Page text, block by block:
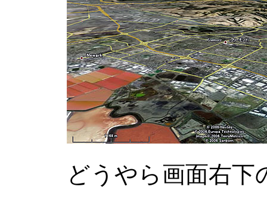
どうやら画面右